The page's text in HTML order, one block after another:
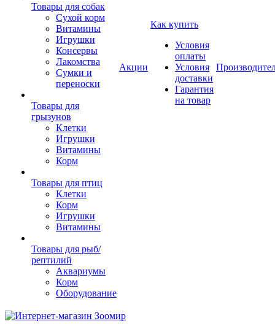
Товары для собак
Cухой корм
Витамины
Игрушки
Консервы
Лакомства
Сумки и
переноски
Товары для
грызунов
Клетки
Игрушки
Витамины
Корм
Товары для птиц
Клетки
Корм
Игрушки
Витамины
Товары для рыб/
рептилий
Аквариумы
Корм
Оборудование
Акции
Как купить
Условия
оплаты
Условия
доставки
Гарантия
на товар